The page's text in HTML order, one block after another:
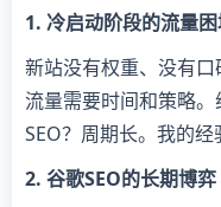
​1. 冷启动阶段的流量
新站没有权重、没有
流量需要时间和策略
SEO？周期长。我的经
​2. 谷歌SEO的长期博弈​